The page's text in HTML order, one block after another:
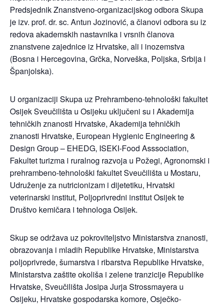
Predsjednik Znanstveno-organizacijskog odbora Skupa
je izv. prof. dr. sc. Antun Jozinović, a članovi odbora su iz
redova akademskih nastavnika i vrsnih članova
znanstvene zajednice iz Hrvatske, ali i inozemstva
(Bosna i Hercegovina, Grčka, Norveška, Poljska, Srbija i
Španjolska).
U organizaciji Skupa uz Prehrambeno-tehnološki fakultet
Osijek Sveučilišta u Osijeku uključeni su i Akademija
tehničkih znanosti Hrvatske, Akademija tehničkih
znanosti Hrvatske, European Hygienic Engineering &
Design Group – EHEDG, ISEKI-Food Asssociation,
Fakultet turizma i ruralnog razvoja u Požegi, Agronomski i
prehrambeno-tehnološki fakultet Sveučilišta u Mostaru,
Udruženje za nutricionizam i dijetetiku, Hrvatski
veterinarski institut, Poljoprivredni institut Osijek te
Društvo kemičara i tehnologa Osijek.
Skup se održava uz pokroviteljstvo Ministarstva znanosti,
obrazovanja i mladih Republike Hrvatske, Ministarstva
poljoprivrede, šumarstva i ribarstva Republike Hrvatske,
Ministarstva zaštite okoliša i zelene tranzicije Republike
Hrvatske, Sveučilišta Josipa Jurja Strossmayera u
Osijeku, Hrvatske gospodarska komore, Osječko-